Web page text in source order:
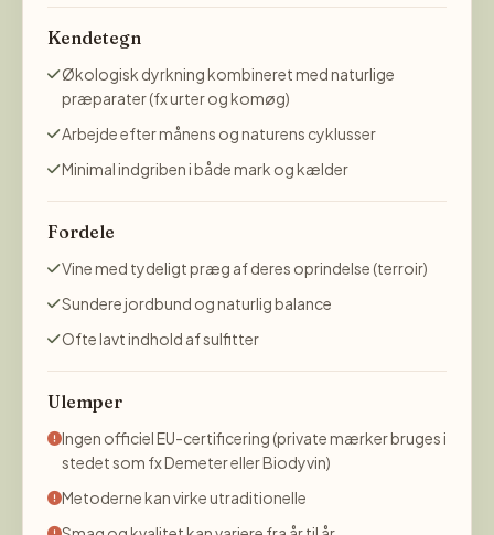
Kendetegn
Økologisk dyrkning kombineret med naturlige
præparater (fx urter og komøg)
Arbejde efter månens og naturens cyklusser
Minimal indgriben i både mark og kælder
Fordele
Vine med tydeligt præg af deres oprindelse (terroir)
Sundere jordbund og naturlig balance
Ofte lavt indhold af sulfitter
Ulemper
Ingen officiel EU-certificering (private mærker bruges i
stedet som fx Demeter eller Biodyvin)
Metoderne kan virke utraditionelle